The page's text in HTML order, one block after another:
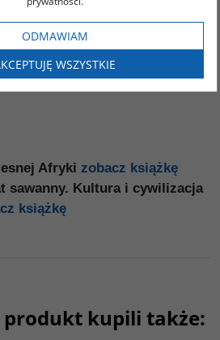
Afryki / Egzotyczny świat
ludu Hausa - PAKIET
Afryki zobacz książkę
sawanny. Kultura i cywilizacja
książkę
produkt kupili także:
ODMAWIAM
WSZYSTKIE